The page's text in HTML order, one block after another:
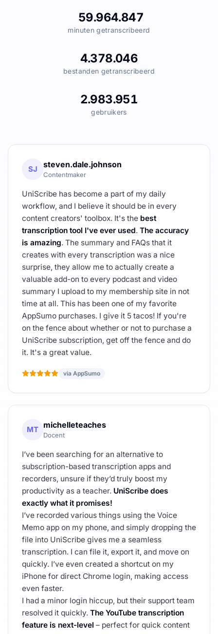
59.964.847
minuten getranscribeerd
4.378.046
bestanden getranscribeerd
2.983.951
gebruikers
SJ steven.dale.johnson
Contentmaker
UniScribe has become a part of my daily
workflow, and I believe it should be in every
content creators' toolbox. It's the best
transcription tool I've ever used. The accuracy
is amazing. The summary and FAQs that it
creates with every transcription was a nice
surprise, they allow me to actually create a
valuable add-on to every podcast and video
summary I upload to my membership site in not
time at all. This has been one of my favorite
AppSumo purchases. I give it 5 tacos! If you're
on the fence about whether or not to purchase a
UniScribe subscription, get off the fence and do
it. It's a great value.
via AppSumo
MT michelleteaches
Docent
I’ve been searching for an alternative to
subscription-based transcription apps and
recorders, unsure if they’d truly boost my
productivity as a teacher. UniScribe does
exactly what it promises!
I’ve recorded various things using the Voice
Memo app on my phone, and simply dropping the
file into UniScribe gives me a seamless
transcription. I can file it, export it, and move on
quickly. I’ve even created a shortcut on my
iPhone for direct Chrome login, making access
even faster.
I had a minor login hiccup, but their support team
resolved it quickly. The YouTube transcription
feature is next-level – perfect for quick content